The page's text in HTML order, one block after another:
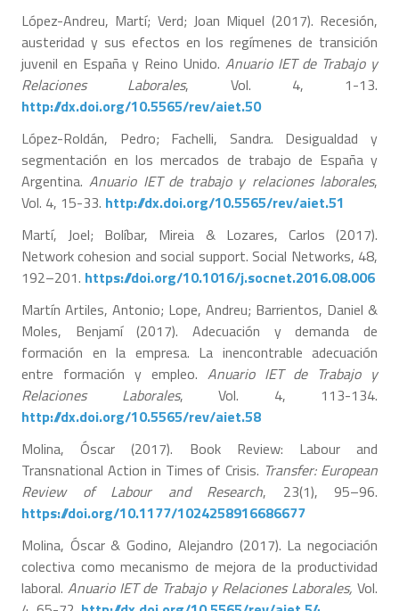
López-Andreu, Martí; Verd; Joan Miquel (2017). Recesión,
austeridad y sus efectos en los regímenes de transición
juvenil en España y Reino Unido. Anuario IET de Trabajo y
Relaciones Laborales, Vol. 4, 1-13.
http://dx.doi.org/10.5565/rev/aiet.50
López-Roldán, Pedro; Fachelli, Sandra. Desigualdad y
segmentación en los mercados de trabajo de España y
Argentina.Anuario IET de trabajo y relaciones laborales,
Vol. 4, 15-33. http://dx.doi.org/10.5565/rev/aiet.51
Martí, Joel; Bolíbar, Mireia & Lozares, Carlos (2017).
Network cohesion and social support. Social Networks, 48,
192–201. https://doi.org/10.1016/j.socnet.2016.08.006
Martín Artiles, Antonio; Lope, Andreu; Barrientos, Daniel &
Moles, Benjamí (2017). Adecuación y demanda de
formación en la empresa. La inencontrable adecuación
entre formación y empleo. Anuario IET de Trabajo y
Relaciones Laborales, Vol. 4, 113-134.
http://dx.doi.org/10.5565/rev/aiet.58
Molina, Óscar (2017). Book Review: Labour and
Transnational Action in Times of Crisis. Transfer: European
Review of Labour and Research, 23(1), 95–96.
https://doi.org/10.1177/1024258916686677
Molina, Óscar & Godino, Alejandro (2017). La negociación
colectiva como mecanismo de mejora de la productividad
laboral.Anuario IET de Trabajo y Relaciones Laborales, Vol.